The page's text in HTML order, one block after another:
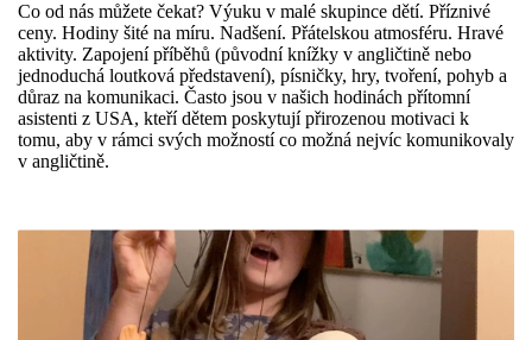
Co od nás můžete čekat? Výuku v malé skupince dětí. Příznivé
ceny. Hodiny šité na míru. Nadšení. Přátelskou atmosféru. Hravé
aktivity. Zapojení příběhů (původní knížky v angličtině nebo
jednoduchá loutková představení), písničky, hry, tvoření, pohyb a
důraz na komunikaci. Často jsou v našich hodinách přítomní
asistenti z USA, kteří dětem poskytují přirozenou motivaci k
tomu, aby v rámci svých možností co možná nejvíc komunikovaly
v angličtině.